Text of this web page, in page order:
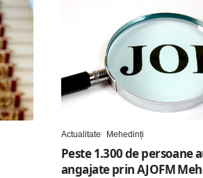
Actualitate Mehedinți
Peste 1.300 de persoane
angajate prin AJOFM